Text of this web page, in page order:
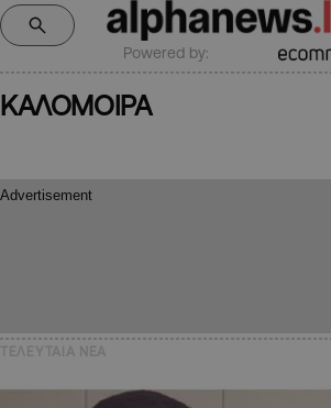
Powered by:
ΚΑΛΟΜΟΙΡΑ